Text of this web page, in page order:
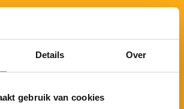
Details Over
gebruik van cookies